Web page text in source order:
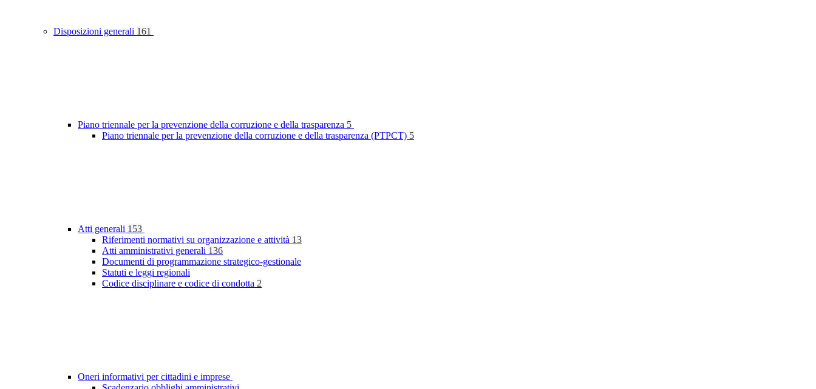
Disposizioni generali 161
Piano triennale per la prevenzione della corruzione e della trasparenza 5
Piano triennale per la prevenzione della corruzione e della trasparenza (PTPCT) 5
Atti generali 153
Riferimenti normativi su organizzazione e attività 13
Atti amministrativi generali 136
Documenti di programmazione strategico-gestionale
Statuti e leggi regionali
Codice disciplinare e codice di condotta 2
Oneri informativi per cittadini e imprese